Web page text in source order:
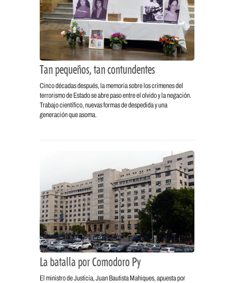
Tan pequeños, tan contundentes
Cinco décadas después, la memoria sobre los crímenes del
terrorismo de Estado se abre paso entre el olvido y la negación.
Trabajo científico, nuevas formas de despedida y una
generación que asoma.
La batalla por Comodoro Py
El ministro de Justicia, Juan Bautista Mahiques, apuesta por